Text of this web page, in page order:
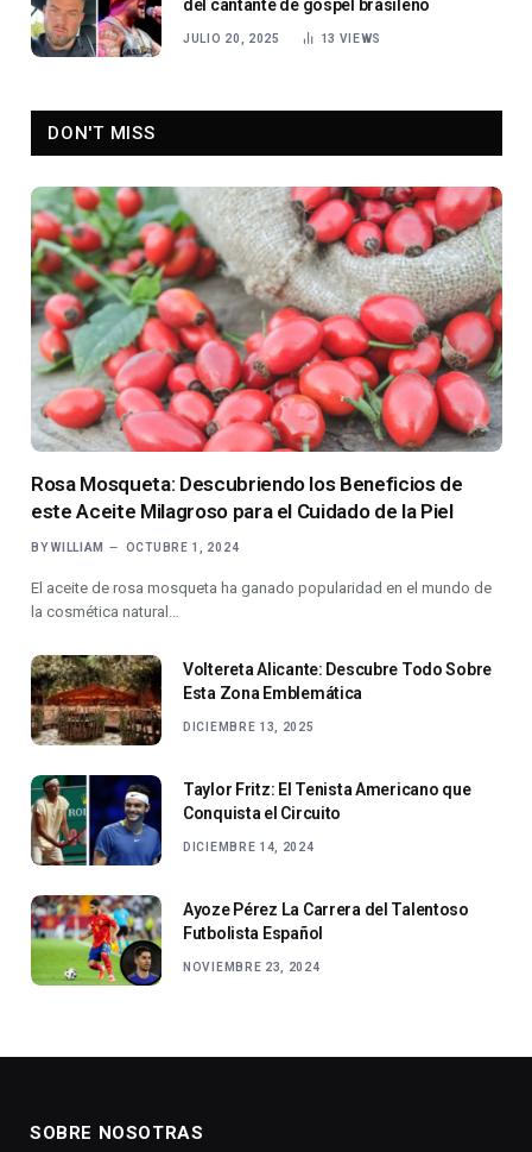
del cantante de gospel brasileño
JULIO 20, 2025 13 VIEWS
DON'T MISS
Rosa Mosqueta: Descubriendo los Beneficios de
este Aceite Milagroso para el Cuidado de la Piel
BY WILLIAM OCTUBRE 1, 2024
El aceite de rosa mosqueta ha ganado popularidad en el mundo de
la cosmética natural…
Voltereta Alicante: Descubre Todo Sobre
Esta Zona Emblemática
DICIEMBRE 13, 2025
Taylor Fritz: El Tenista Americano que
Conquista el Circuito
DICIEMBRE 14, 2024
Ayoze Pérez La Carrera del Talentoso
Futbolista Español
NOVIEMBRE 23, 2024
SOBRE NOSOTRAS